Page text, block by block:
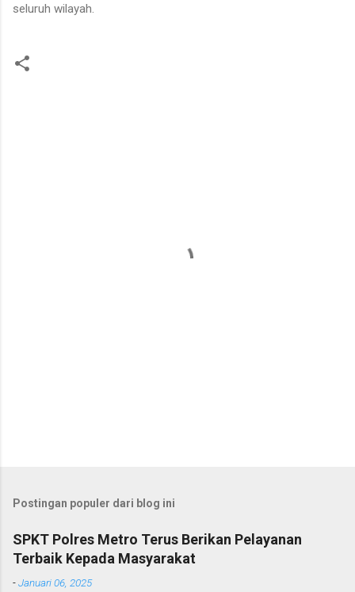
seluruh wilayah.
Postingan populer dari blog ini
SPKT Polres Metro Terus Berikan Pelayanan
Terbaik Kepada Masyarakat
-Januari 06, 2025